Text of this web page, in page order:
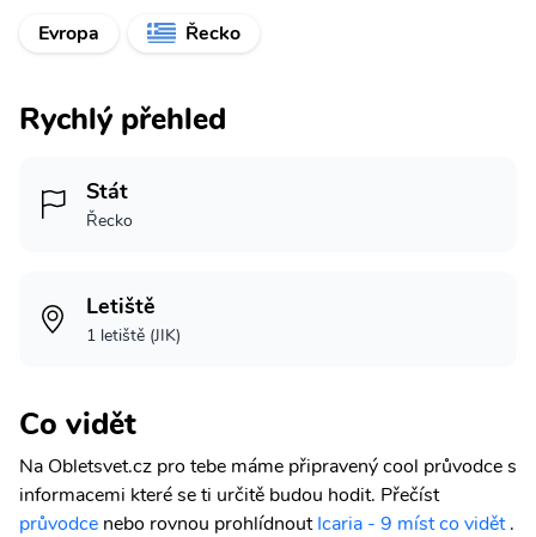
Evropa
Řecko
Rychlý přehled
Stát
Řecko
Letiště
1 letiště (JIK)
Co vidět
Na Obletsvet.cz pro tebe máme připravený cool průvodce s
informacemi které se ti určitě budou hodit. Přečíst
průvodce nebo rovnou prohlídnoutIcaria - 9 míst co vidět.